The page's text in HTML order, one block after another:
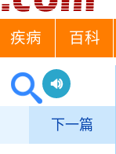
疾病 百科
下一篇